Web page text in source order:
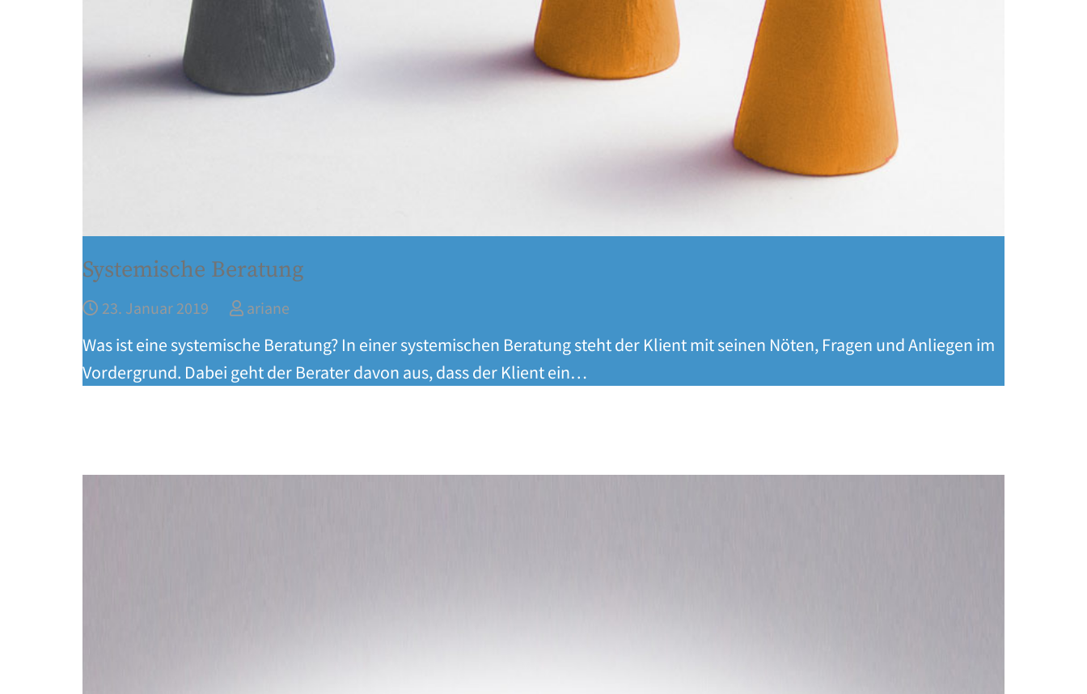
Systemische Beratung
23. Januar 2019 ariane
Was ist eine systemische Beratung? In einer systemischen Beratung steht der Klient mit seinen Nöten, Fragen und Anliegen im
Vordergrund. Dabei geht der Berater davon aus, dass der Klient ein…